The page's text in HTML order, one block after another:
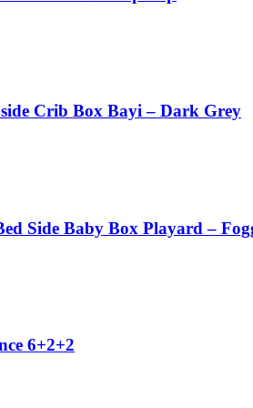
Crib Box Bayi – Dark Grey
Side Baby Box Playard –
6+2+2